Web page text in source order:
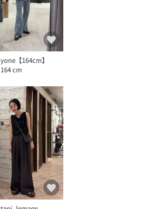
yone【164cm】
164 cm